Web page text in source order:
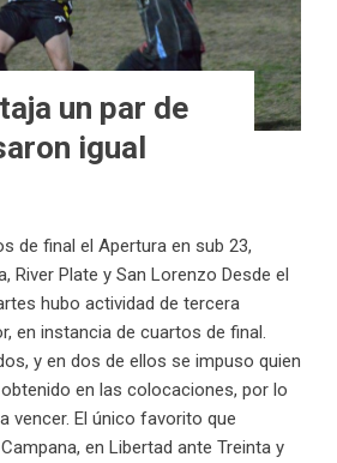
un par de
igual
de final el Apertura en sub 23,
River Plate y San Lorenzo Desde el
hubo actividad de tercera
en instancia de cuartos de final.
y en dos de ellos se impuso quien
en las colocaciones, por lo
vencer. El único favorito que
en Libertad ante Treinta y